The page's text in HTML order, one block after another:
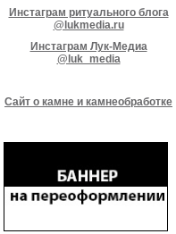
Инстаграм ритуального блога
@lukmedia.ru
Инстаграм Лук-Медиа
@luk_media
Сайт о камне и камнеобработке